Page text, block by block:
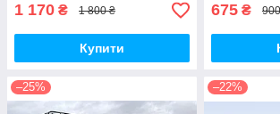
1 170 ₴ 1 800 ₴
Купити
675 ₴
–25% –22%